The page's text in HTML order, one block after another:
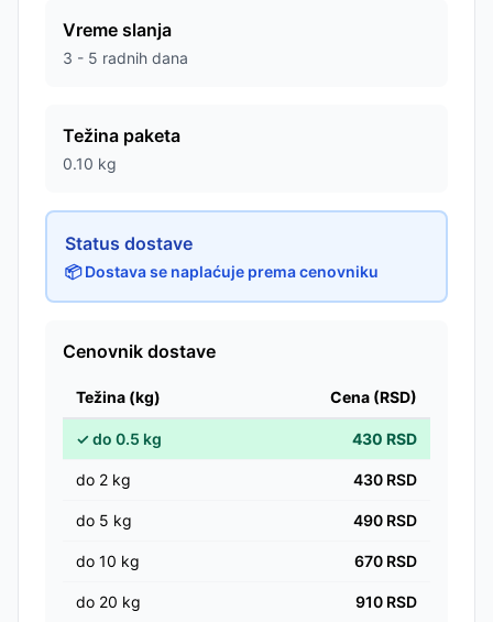
Vreme slanja
3 - 5 radnih dana
Težina paketa
0.10 kg
Status dostave
📦 Dostava se naplaćuje prema cenovniku
Cenovnik dostave
Težina (kg) Cena (RSD)
✓do 0.5 kg 430 RSD
do 2 kg 430 RSD
do 5 kg 490 RSD
do 10 kg 670 RSD
do 20 kg 910 RSD